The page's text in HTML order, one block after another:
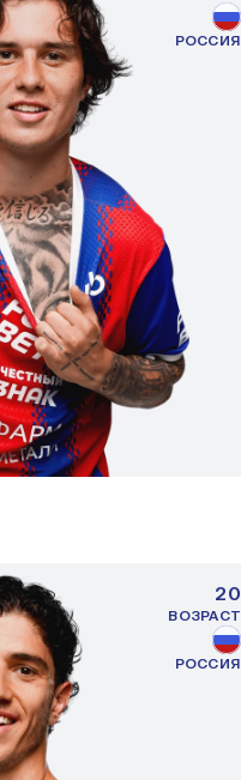
РОССИЯ
20
ВОЗРАСТ
РОССИЯ